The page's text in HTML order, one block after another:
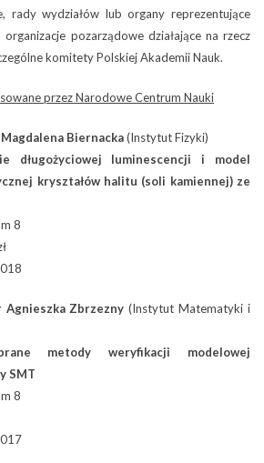
rady wydziałów lub organy reprezentujące
pozarządowe działające na rzecz
komitety Polskiej Akademii Nauk.
przez Narodowe Centrum Nauki
Biernacka(Instytut Fizyki)
długożyciowej luminescencji i model
kryształów halitu (soli kamiennej) ze
8
Agnieszka Zbrzezny (Instytut Matematyki i
metody weryfikacji modelowej
SMT
8